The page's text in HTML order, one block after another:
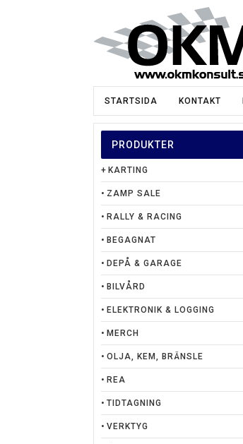
STARTSIDA KONTAKT
PRODUKTER
KARTING
ZAMP SALE
RALLY & RACING
BEGAGNAT
DEPÅ & GARAGE
BILVÅRD
ELEKTRONIK & LOGGING
MERCH
OLJA, KEM, BRÄNSLE
REA
TIDTAGNING
VERKTYG